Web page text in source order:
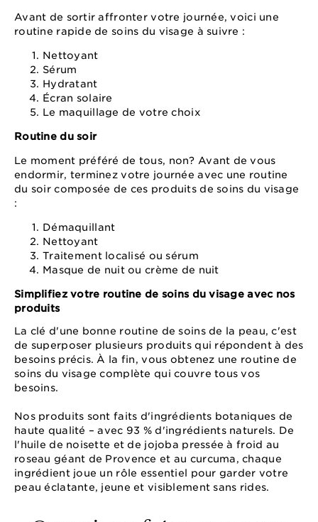
Avant de sortir affronter votre journée, voici une
routine rapide de soins du visage à suivre :
Nettoyant
Sérum
Hydratant
Écran solaire
Le maquillage de votre choix
Routine du soir
Le moment préféré de tous, non? Avant de vous
endormir, terminez votre journée avec une routine
du soir composée de ces produits de soins du visage
:
Démaquillant
Nettoyant
Traitement localisé ou sérum
Masque de nuit ou crème de nuit
Simplifiez votre routine de soins du visage avec nos
produits
La clé d'une bonne routine de soins de la peau, c'est
de superposer plusieurs produits qui répondent à des
besoins précis. À la fin, vous obtenez une routine de
soins du visage complète qui couvre tous vos
besoins.
Nos produits sont faits d'ingrédients botaniques de
haute qualité – avec 93 % d'ingrédients naturels. De
l'huile de noisette et de jojoba pressée à froid au
roseau géant de Provence et au curcuma, chaque
ingrédient joue un rôle essentiel pour garder votre
peau éclatante, jeune et visiblement sans rides.